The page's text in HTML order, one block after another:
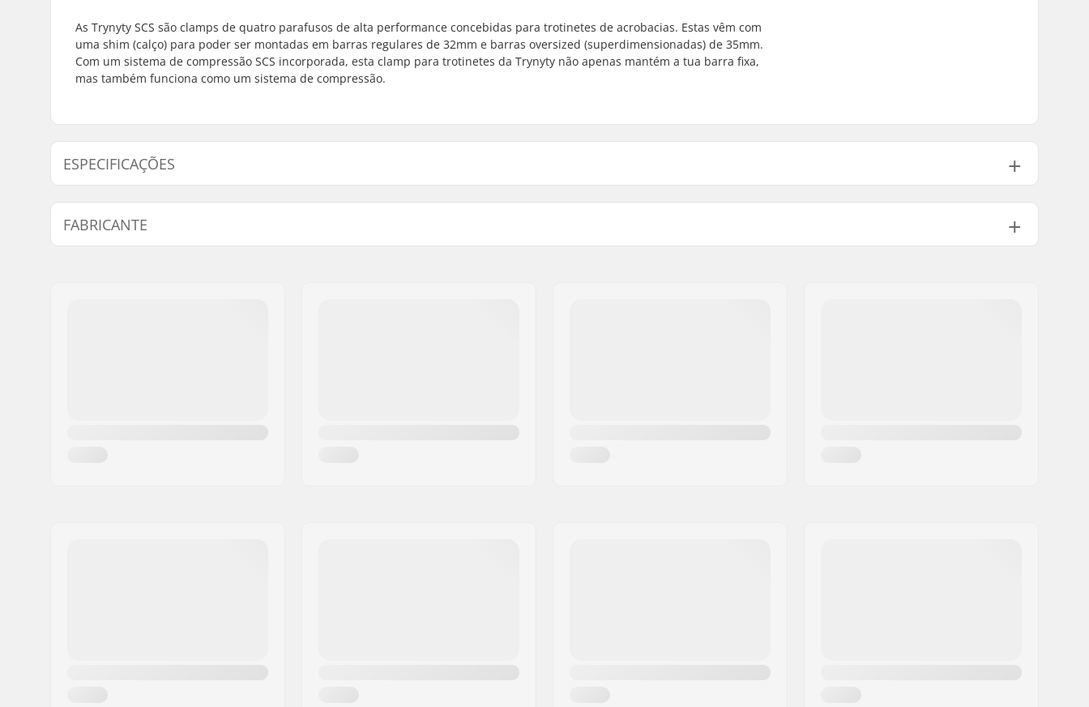
As Trynyty SCS são clamps de quatro parafusos de alta performance concebidas para trotinetes de acrobacias. Estas vêm com
uma shim (calço) para poder ser montadas em barras regulares de 32mm e barras oversized (superdimensionadas) de 35mm.
Com um sistema de compressão SCS incorporada, esta clamp para trotinetes da Trynyty não apenas mantém a tua barra fixa,
mas também funciona como um sistema de compressão.
ESPECIFICAÇÕES
Diâmetro interno de uma
braçadeira:
32mm (Regular), 35mm (Oversized)
Tamanho da Pinça:
Quad
Material:
Alumínio 6000 Series
Compression bolt diameter:
6mm
FABRICANTE